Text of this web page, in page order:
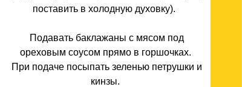
поставить в холодную духовку).
Подавать баклажаны с мясом под
ореховым соусом прямо в горшочках.
При подаче посыпать зеленью петрушки и
кинзы.